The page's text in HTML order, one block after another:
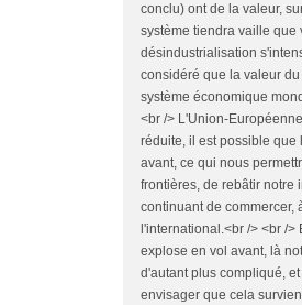
conclu) ont de la valeur,
système tiendra vaille que
désindustrialisation
considéré que la valeur
système économique
<br /> L'Union-
réduite, il est possible que
avant, ce qui nous
frontières, de rebâtir notre
continuant de commercer,
l'international.<br /> <br /
explose en vol avant, là
d'autant plus compliqué,
envisager que cela